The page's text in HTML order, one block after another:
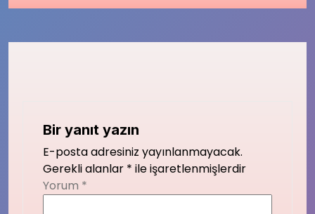
Bir yanıt yazın
E-posta adresiniz yayınlanmayacak.
Gerekli alanlar * ile işaretlenmişlerdir
Yorum *